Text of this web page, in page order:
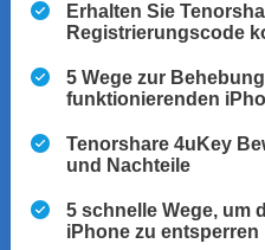
Erhalten Sie
Registrierungscode
5 Wege zur
funktionierenden
Tenorshare 4uKey
und Nachteile
5 schnelle Wege, um
iPhone zu entsperren